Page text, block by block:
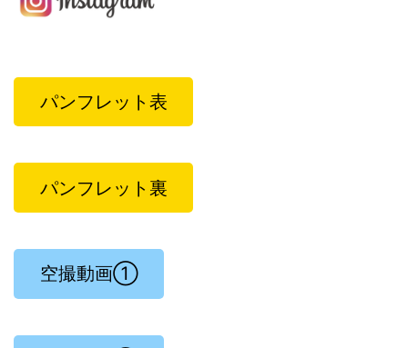
パンフレット表
パンフレット裏
空撮動画①